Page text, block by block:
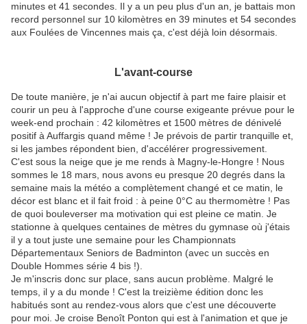
minutes et 41 secondes. Il y a un peu plus d'un an, je battais mon
record personnel sur 10 kilomètres en 39 minutes et 54 secondes
aux Foulées de Vincennes mais ça, c'est déjà loin désormais.
L'avant-course
De toute manière, je n'ai aucun objectif à part me faire plaisir et
courir un peu à l'approche d'une course exigeante prévue pour le
week-end prochain : 42 kilomètres et 1500 mètres de dénivelé
positif à Auffargis quand même ! Je prévois de partir tranquille et,
si les jambes répondent bien, d'accélérer progressivement.
C'est sous la neige que je me rends à Magny-le-Hongre ! Nous
sommes le 18 mars, nous avons eu presque 20 degrés dans la
semaine mais la météo a complètement changé et ce matin, le
décor est blanc et il fait froid : à peine 0°C au thermomètre ! Pas
de quoi bouleverser ma motivation qui est pleine ce matin. Je
stationne à quelques centaines de mètres du gymnase où j'étais
il y a tout juste une semaine pour les Championnats
Départementaux Seniors de Badminton (avec un succès en
Double Hommes série 4 bis !).
Je m'inscris donc sur place, sans aucun problème. Malgré le
temps, il y a du monde ! C'est la treizième édition donc les
habitués sont au rendez-vous alors que c'est une découverte
pour moi. Je croise Benoît Ponton qui est à l'animation et que je